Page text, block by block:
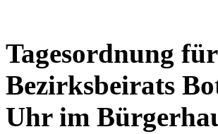
Tagesordnung
Bezirksbeirats
Uhr im